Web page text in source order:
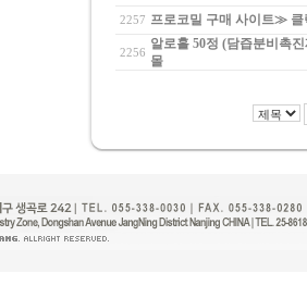
2257 프로코밀 구매 사이트≫ 클
2256
알로홀 50정 (담즙분비촉
몰